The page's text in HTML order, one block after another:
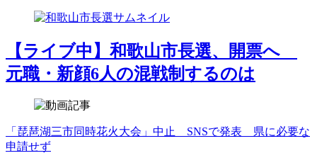
【ライブ中】和歌山市長選、開票へ
元職・新顔6人の混戦制するのは
「琵琶湖三市同時花火大会」中止 SNSで発表 県に必要な
申請せず